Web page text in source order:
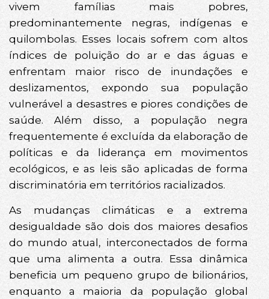
vivem famílias mais pobres,
predominantemente negras, indígenas e
quilombolas. Esses locais sofrem com altos
índices de poluição do ar e das águas e
enfrentam maior risco de inundações e
deslizamentos, expondo sua população
vulnerável a desastres e piores condições de
saúde. Além disso, a população negra
frequentemente é excluída da elaboração de
políticas e da liderança em movimentos
ecológicos, e as leis são aplicadas de forma
discriminatória em territórios racializados.
As mudanças climáticas e a extrema
desigualdade são dois dos maiores desafios
do mundo atual, interconectados de forma
que uma alimenta a outra. Essa dinâmica
beneficia um pequeno grupo de bilionários,
enquanto a maioria da população global